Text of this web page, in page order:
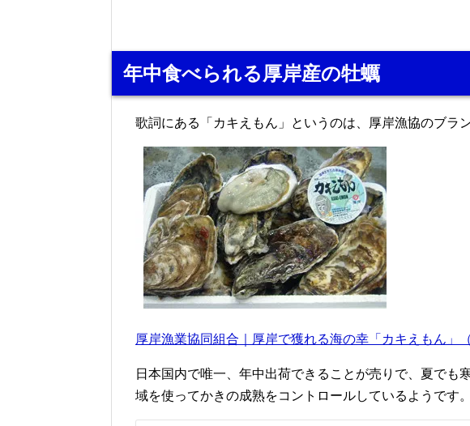
年中食べられる厚岸産の牡蠣
歌詞にある「カキえもん」というのは、厚岸漁協のブラ
厚岸漁業協同組合｜厚岸で獲れる海の幸「カキえもん」（
日本国内で唯一、年中出荷できることが売りで、夏でも
域を使ってかきの成熟をコントロールしているようです。